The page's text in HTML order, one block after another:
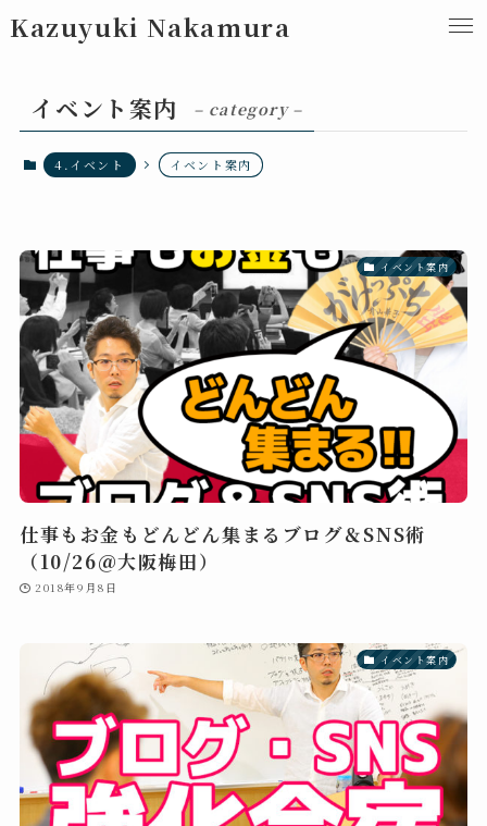
Kazuyuki Nakamura
イベント案内 – category –
4.イベント イベント案内
イベント案内
仕事もお金もどんどん集まるブログ＆SNS術
（10/26＠大阪梅田）
2018年9月8日
イベント案内